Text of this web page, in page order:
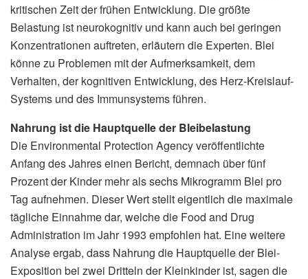
kritischen Zeit der frühen Entwicklung. Die größte
Belastung ist neurokognitiv und kann auch bei geringen
Konzentrationen auftreten, erläutern die Experten. Blei
könne zu Problemen mit der Aufmerksamkeit, dem
Verhalten, der kognitiven Entwicklung, des Herz-Kreislauf-
Systems und des Immunsystems führen.
Nahrung ist die Hauptquelle der Bleibelastung
Die Environmental Protection Agency veröffentlichte
Anfang des Jahres einen Bericht, demnach über fünf
Prozent der Kinder mehr als sechs Mikrogramm Blei pro
Tag aufnehmen. Dieser Wert stellt eigentlich die maximale
tägliche Einnahme dar, welche die Food and Drug
Administration im Jahr 1993 empfohlen hat. Eine weitere
Analyse ergab, dass Nahrung die Hauptquelle der Blei-
Exposition bei zwei Dritteln der Kleinkinder ist, sagen die